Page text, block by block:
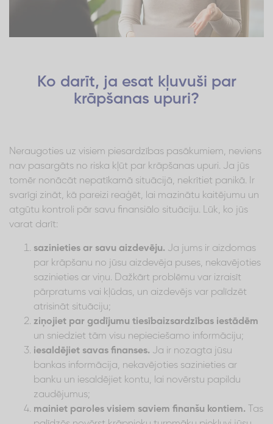
Ko darīt, ja esat kļuvuši par
krāpšanas upuri?
Neraugoties uz visiem piesardzības pasākumiem, neviens
nav pasargāts no riska kļūt par krāpšanas upuri. Ja jūs
tomēr nonācāt nepatīkamā situācijā, nekrītiet panikā. Ir
svarīgi zināt, kā pareizi reaģēt, lai mazinātu kaitējumu un
atgūtu kontroli pār savu finansiālo situāciju. Lūk, ko jūs
varat darīt:
sazinieties ar savu aizdevēju. Ja jums ir aizdomas
par krāpšanu no jūsu aizdevēja puses, nekavējoties
sazinieties ar viņu. Dažkārt problēmu var izraisīt
pārpratums vai kļūdas, un aizdevējs var palīdzēt
atrisināt situāciju;
ziņojiet par gadījumu tiesībaizsardzības iestādēm
un sniedziet tām visu nepieciešamo informāciju;
iesaldējiet savas finanses. Ja ir nozagta jūsu
bankas informācija, nekavējoties sazinieties ar
banku un iesaldējiet kontu, lai novērstu papildu
zaudējumus;
mainiet paroles visiem saviem finanšu kontiem. Tas